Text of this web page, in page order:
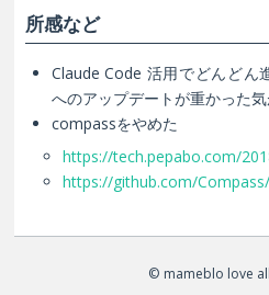
所感など
Claude Code 活用でどんどん
へのアップデートが重かった
compassをやめた
https://tech.pepabo.com/
https://github.com/
© mameblo love